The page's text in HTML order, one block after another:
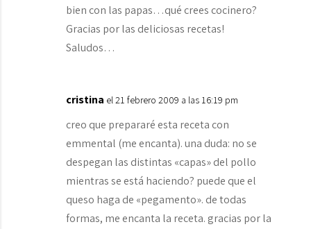
bien con las papas…qué crees cocinero?
Gracias por las deliciosas recetas!
Saludos…
cristina el 21 febrero 2009 a las 16:19 pm
creo que prepararé esta receta con
emmental (me encanta). una duda: no se
despegan las distintas «capas» del pollo
mientras se está haciendo? puede que el
queso haga de «pegamento». de todas
formas, me encanta la receta. gracias por la